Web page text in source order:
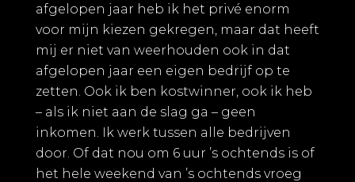
afgelopen jaar heb ik het privé enorm
voor mijn kiezen gekregen, maar dat heeft
mij er niet van weerhouden ook in dat
afgelopen jaar een eigen bedrijf op te
zetten. Ook ik ben kostwinner, ook ik heb
– als ik niet aan de slag ga – geen
inkomen. Ik werk tussen alle bedrijven
door. Of dat nou om 6 uur ’s ochtends is of
het hele weekend van ’s ochtends vroeg